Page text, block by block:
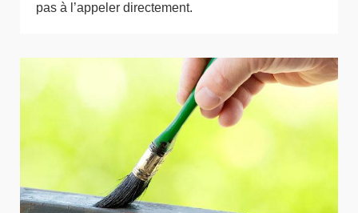
pas à l’appeler directement.